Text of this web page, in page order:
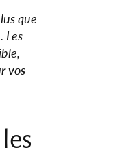
que
Les
vos